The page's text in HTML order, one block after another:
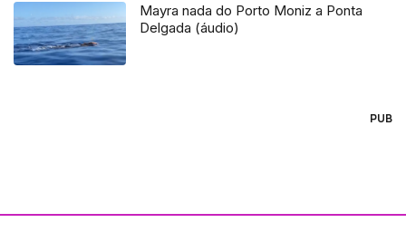
Mayra nada do Porto Moniz a Ponta
Delgada (áudio)
PUB